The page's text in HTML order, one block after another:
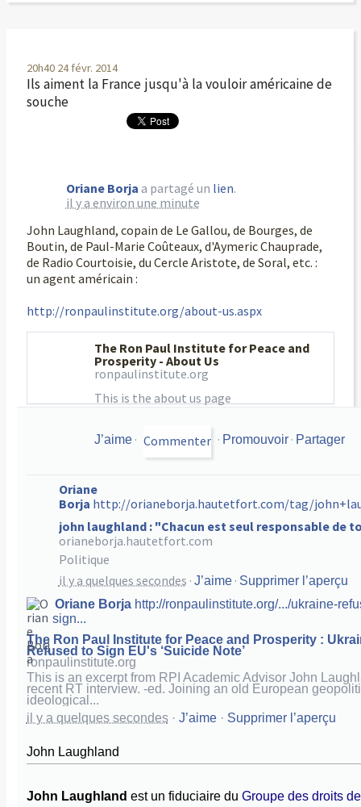
20h40 24févr. 2014
Ils aiment la France jusqu'à la vouloir américaine de
souche
Oriane Borja a partagé un lien.
il y a environ une minute
John Laughland, copain de Le Gallou, de Bourges, de
Boutin, de Paul-Marie Coûteaux, d'Aymeric Chauprade,
de Radio Courtoisie, du Cercle Aristote, de Soral, etc. :
un agent américain :
http://ronpaulinstitute.org/about-us.aspx
The Ron Paul Institute for Peace and
Prosperity - About Us
ronpaulinstitute.org
This is the about us page
J’aime· · Promouvoir· Partager
Oriane
Borja http://orianeborja.hautetfort.com/tag/
john laughland : "Chacun est seul responsable de
orianeborja.hautetfort.com
Politique
il y a quelques secondes · J’aime· Supprimer l’aperçu
Oriane Borja http://ronpaulinstitute.org/.../ukraine-
sign...
The Ron Paul Institute for Peace and Prosperity :
Refused to Sign EU's ‘Suicide Note’
ronpaulinstitute.org
This is an excerpt from RPI Academic Advisor John
recent RT interview. -ed. Joining an old European
ideological...
il y a quelques secondes· J’aime· Supprimer l’aperçu
John Laughland
John Laughland est un fiduciaire du Groupe des droits